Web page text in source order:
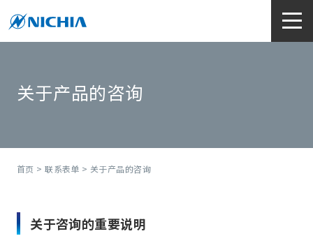
关于产品的咨询
首页 >联系表单 > 关于产品的咨询
关于咨询的重要说明